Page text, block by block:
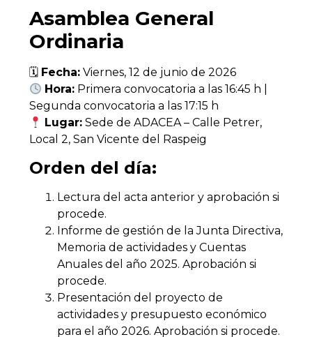
Asamblea General
Ordinaria
🗓 Fecha: Viernes, 12 de junio de 2026
Hora: Primera convocatoria a las 16:45 h |
Segunda convocatoria a las 17:15 h
Lugar: Sede de ADACEA – Calle Petrer,
Local 2, San Vicente del Raspeig
Orden del día:
Lectura del acta anterior y aprobación si
procede.
Informe de gestión de la Junta Directiva,
Memoria de actividades y Cuentas
Anuales del año 2025. Aprobación si
procede.
Presentación del proyecto de
actividades y presupuesto económico
para el año 2026. Aprobación si procede.